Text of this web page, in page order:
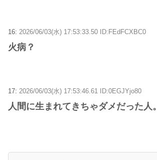
16: 2026/06/03(水) 17:53:33.50 ID:FEdFCXBC0
火病？
17: 2026/06/03(水) 17:53:46.61 ID:0EGJYjo80
人間に生まれてきちゃダメだった人。